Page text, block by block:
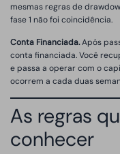
mesmas regras de
fase 1 não foi coincidência.
Conta Financiada.Após
conta financiada. Você
e passa a operar com o
ocorrem a cada duas
As regras
conhecer